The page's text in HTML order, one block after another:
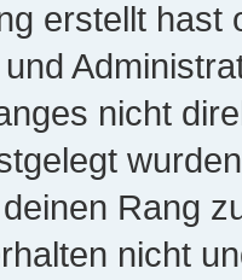
erstellt
nicht
Rang
nicht